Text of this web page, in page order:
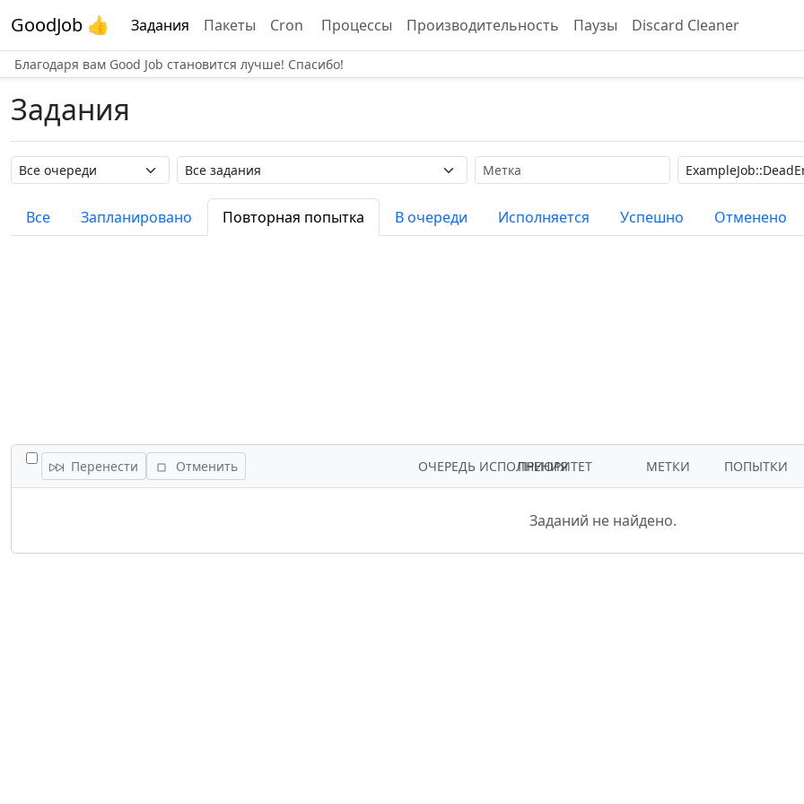
GoodJob 👍 Задания Пакеты Cron Процессы Производительность Паузы Discard Cleaner
Благодаря вам Good Job становится лучше! Спасибо!
Задания
Название очереди Название задания Метка Поиск
Все Запланировано Повторная попытка В очереди Исполняется Успешно Отменено
ПЕРЕКЛЮЧИТЬ ВСЕ ЗАДАНИЯ
Перенести Отменить ОЧЕРЕДЬ ИСПОЛНЕНИЯ
ПРИОРИТЕТ МЕТКИ ПОПЫТКИ
Заданий не найдено.